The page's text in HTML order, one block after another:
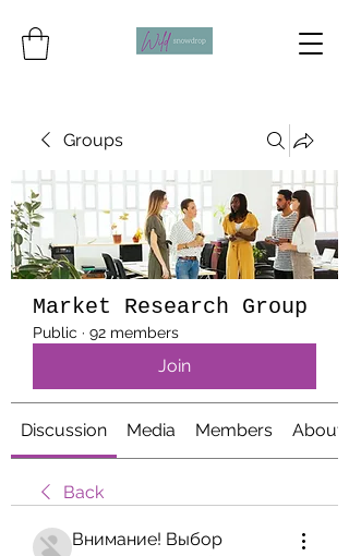
Groups
Market Research Group
Public · 92 members
Join
Discussion Media Members About
Back
Внимание! Выбор